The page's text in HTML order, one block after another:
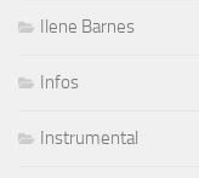
Ilene Barnes
Infos
Instrumental